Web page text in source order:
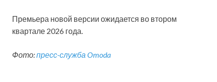
Премьера новой версии ожидается во втором
квартале 2026 года.
Фото:пресс-служба Omoda